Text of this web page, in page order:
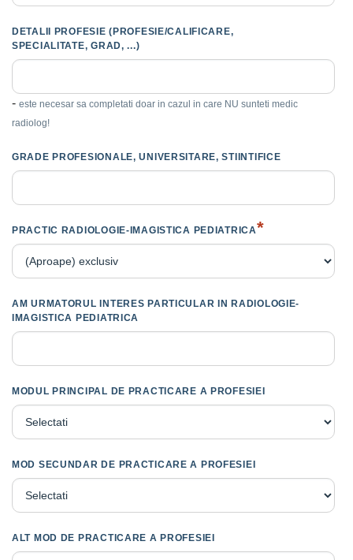
DETALII PROFESIE (PROFESIE/CALIFICARE,
SPECIALITATE, GRAD, ...)
- este necesar sa completati doar in cazul in care NU sunteti medic
radiolog!
GRADE PROFESIONALE, UNIVERSITARE, STIINTIFICE
PRACTIC RADIOLOGIE-IMAGISTICA PEDIATRICA*
AM URMATORUL INTERES PARTICULAR IN RADIOLOGIE-
IMAGISTICA PEDIATRICA
MODUL PRINCIPAL DE PRACTICARE A PROFESIEI
MOD SECUNDAR DE PRACTICARE A PROFESIEI
ALT MOD DE PRACTICARE A PROFESIEI